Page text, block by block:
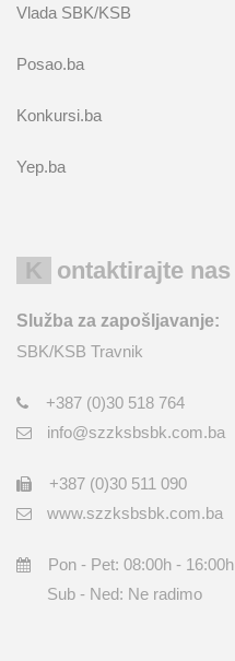
Vlada SBK/KSB
Posao.ba
Konkursi.ba
Yep.ba
Kontaktirajte nas
Služba za zapošljavanje:
SBK/KSB Travnik
+387 (0)30 518 764
info@szzksbsbk.com.ba
+387 (0)30 511 090
www.szzksbsbk.com.ba
Pon - Pet: 08:00h - 16:00h
Sub - Ned: Ne radimo